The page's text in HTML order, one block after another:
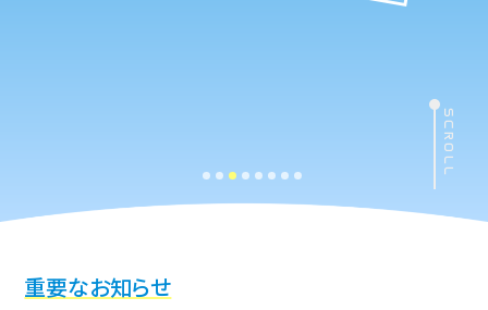
SCROLL
重要なお知らせ